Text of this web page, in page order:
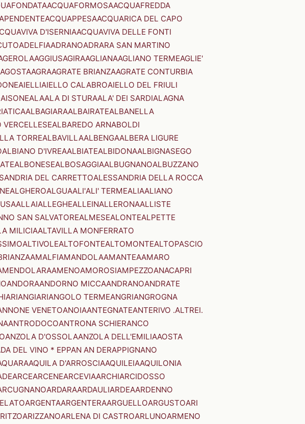
ACQUAFORMOSAACQUAFREDDA
ACQUAPPESAACQUARICA DEL CAPO
D'ISERNIAACQUAVIVA DELLE FONTI
ADELFIAADRANOADRARA SAN MARTINO
AGGIUSAGIRAAGLIANAAGLIANO TERMEAGLIE'
AGOSTAAGRAAGRATE BRIANZAAGRATE CONTURBIA
AIELLIAIELLO CALABROAIELLO DEL FRIULI
AISONEALAALA DI STURAALA' DEI SARDIALAGNA
ALBAGIARAALBAIRATEALBANELLA
VERCELLESEALBAREDO ARNABOLDI
TORREALBAVILLAALBENGAALBERA LIGURE
ALBIANO D'IVREAALBIATEALBIDONAALBIGNASEGO
ALBONESEALBOSAGGIAALBUGNANOALBUZZANO
DEL CARRETTOALESSANDRIA DELLA ROCCA
ALGHEROALGUAALI'ALI' TERMEALIAALIANO
ALLAIALLEGHEALLEINALLERONAALLISTE
SAN SALVATOREALMESEALONTEALPETTE
MILICIAALTAVILLA MONFERRATO
ALTIVOLEALTOFONTEALTOMONTEALTOPASCIO
AMALFIAMANDOLAAMANTEAAMARO
AMENOAMOROSIAMPEZZOANACAPRI
ANDORAANDORNO MICCAANDRANOANDRATE
ANGIARIANGOLO TERMEANGRIANGROGNA
VENETOANOIAANTEGNATEANTERIVO .ALTREI.
ANTRODOCOANTRONA SCHIERANCO
ANZOLA D'OSSOLAANZOLA DELL'EMILIAAOSTA
DEL VINO * EPPAN AN DERAPPIGNANO
AQUILA D'ARROSCIAAQUILEIAAQUILONIA
ARCEARCENEARCEVIAARCHIARCIDOSSO
ARDARAARDAULIARDEAARDENNO
ARGENTAARGENTERAARGUELLOARGUSTOARI
ARIZZANOARLENA DI CASTROARLUNOARMENO